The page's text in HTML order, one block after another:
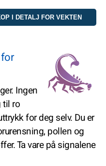
Ingen
til ro
for deg selv. Du er
pollen og
Ta vare på signalene